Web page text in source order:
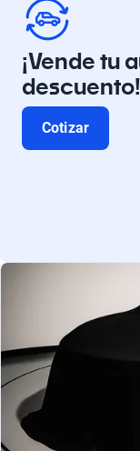
¡Vende tu
descuento!
Cotizar